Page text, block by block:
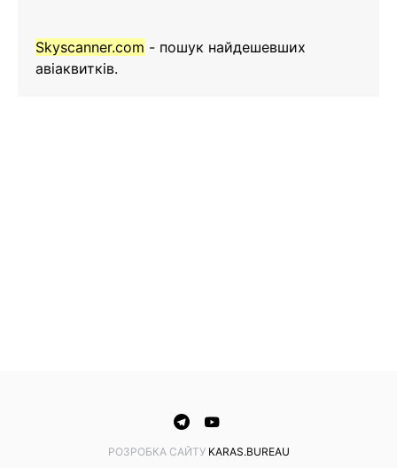
Skyscanner.com - пошук найдешевших
авіаквитків.
PОЗРОБКА САЙТУ KARAS.BUREAU